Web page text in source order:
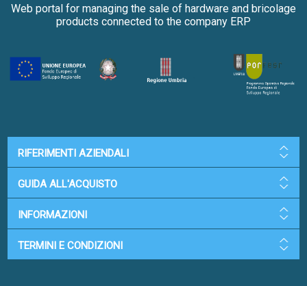
Web portal for managing the sale of hardware and bricolage
products connected to the company ERP
RIFERIMENTI AZIENDALI
GUIDA ALL'ACQUISTO
INFORMAZIONI
TERMINI E CONDIZIONI